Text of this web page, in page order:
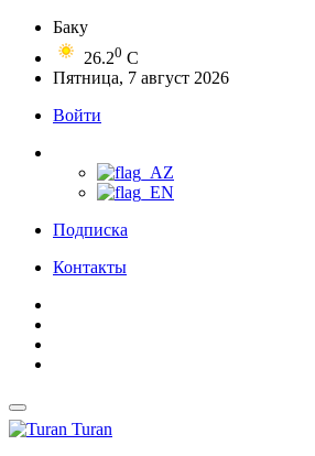
Баку
26.20 C
Пятница, 7 август 2026
Войти
Подписка
Контакты
Turan